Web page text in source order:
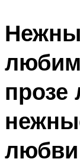
прозе
любви